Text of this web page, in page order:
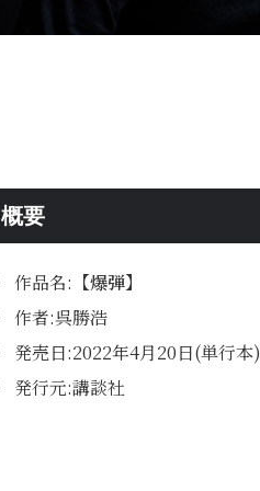
概要
作品名: 【爆弾】
作者:呉勝浩
発売日:2022年4月20日(単行本)
発行元:講談社